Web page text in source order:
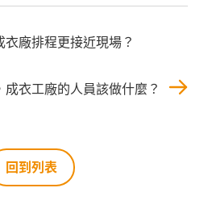
廠排程更接近現場？
衣工廠的人員該做什麼？
回到列表